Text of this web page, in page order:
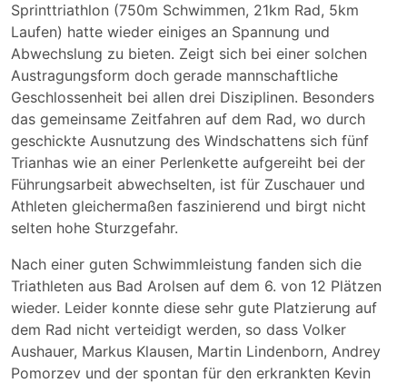
Sprinttriathlon (750m Schwimmen, 21km Rad, 5km
Laufen) hatte wieder einiges an Spannung und
Abwechslung zu bieten. Zeigt sich bei einer solchen
Austragungsform doch gerade mannschaftliche
Geschlossenheit bei allen drei Disziplinen. Besonders
das gemeinsame Zeitfahren auf dem Rad, wo durch
geschickte Ausnutzung des Windschattens sich fünf
Trianhas wie an einer Perlenkette aufgereiht bei der
Führungsarbeit abwechselten, ist für Zuschauer und
Athleten gleichermaßen faszinierend und birgt nicht
selten hohe Sturzgefahr.
Nach einer guten Schwimmleistung fanden sich die
Triathleten aus Bad Arolsen auf dem 6. von 12 Plätzen
wieder. Leider konnte diese sehr gute Platzierung auf
dem Rad nicht verteidigt werden, so dass Volker
Aushauer, Markus Klausen, Martin Lindenborn, Andrey
Pomorzev und der spontan für den erkrankten Kevin